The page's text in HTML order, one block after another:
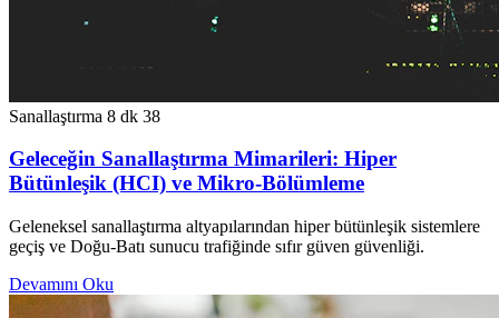
Sanallaştırma 8 dk 38
Geleceğin Sanallaştırma Mimarileri: Hiper
Bütünleşik (HCI) ve Mikro-Bölümleme
Geleneksel sanallaştırma altyapılarından hiper bütünleşik sistemlere
geçiş ve Doğu-Batı sunucu trafiğinde sıfır güven güvenliği.
Devamını Oku